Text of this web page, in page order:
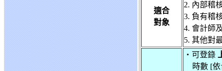
適合
對象
2. 內部稽
3. 負有稽
4. 會計師
5. 其他對
‧可登錄
時數 [